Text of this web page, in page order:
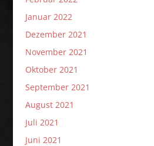
Januar 2022
Dezember 2021
November 2021
Oktober 2021
September 2021
August 2021
Juli 2021
Juni 2021